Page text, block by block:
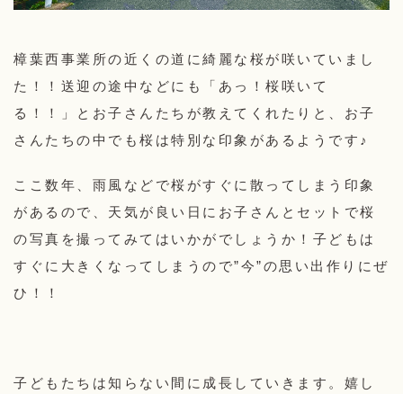
樟葉西事業所の近くの道に綺麗な桜が咲いていまし
た！！送迎の途中などにも「あっ！桜咲いて
る！！」とお子さんたちが教えてくれたりと、お子
さんたちの中でも桜は特別な印象があるようです♪
ここ数年、雨風などで桜がすぐに散ってしまう印象
があるので、天気が良い日にお子さんとセットで桜
の写真を撮ってみてはいかがでしょうか！子どもは
すぐに大きくなってしまうので”今”の思い出作りにぜ
ひ！！
子どもたちは知らない間に成長していきます。嬉し